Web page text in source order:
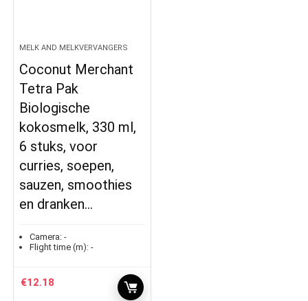
MELK AND MELKVERVANGERS
Coconut Merchant
Tetra Pak
Biologische
kokosmelk, 330 ml,
6 stuks, voor
curries, soepen,
sauzen, smoothies
en dranken…
Camera: -
Flight time (m): -
€12.18